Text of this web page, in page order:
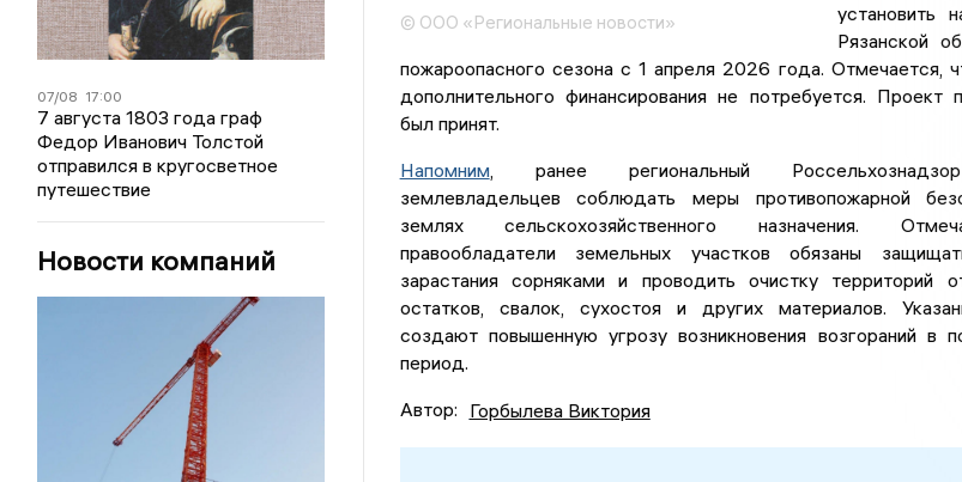
07/08 17:00
7 августа 1803 года граф
Федор Иванович Толстой
отправился в кругосветное
путешествие
Новости компаний
© ООО «Региональные новости»
установить
Рязанской
пожароопасного сезона с 1 апреля 2026 года. Отмечается,
дополнительного финансирования не потребуется. Проект
был принят.
Напомним, ранее региональный
землевладельцев соблюдать меры противопожарной
землях сельскохозяйственного назначения.
правообладатели земельных участков обязаны
зарастания сорняками и проводить очистку территорий
остатков, свалок, сухостоя и других материалов.
создают повышенную угрозу возникновения возгораний в
период.
Автор: Горбылева Виктория